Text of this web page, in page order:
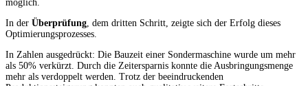
möglich.
In der Überprüfung , dem dritten Schritt, zeigte sich der Erfolg dieses
Optimierungsprozesses.
In Zahlen ausgedrückt: Die Bauzeit einer Sondermaschine wurde um mehr
als 50% verkürzt. Durch die Zeitersparnis konnte die Ausbringungsmenge
mehr als verdoppelt werden. Trotz der beeindruckenden